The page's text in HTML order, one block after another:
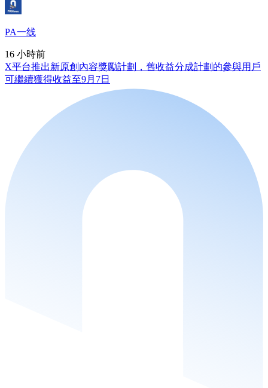
PA一线
16 小時前
X平台推出新原創內容獎勵計劃，舊收益分成計劃的參與用戶
可繼續獲得收益至9月7日